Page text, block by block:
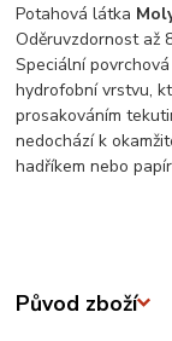
Potahová látka
Oděruvzdornost až
Speciální
hydrofobní vrstvu,
prosakováním
nedochází k
hadříkem nebo
Původ zboží